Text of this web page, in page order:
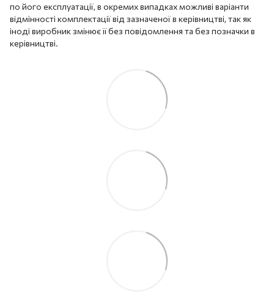
по його експлуатації, в окремих випадках можливі варіанти
відмінності комплектації від зазначеної в керівництві, так як
іноді виробник змінює її без повідомлення та без позначки в
керівництві.